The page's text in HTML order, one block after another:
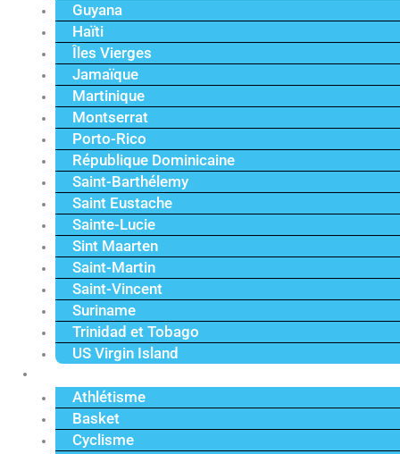
Guyana
Haïti
Îles Vierges
Jamaïque
Martinique
Montserrat
Porto-Rico
République Dominicaine
Saint-Barthélemy
Saint Eustache
Sainte-Lucie
Sint Maarten
Saint-Martin
Saint-Vincent
Suriname
Trinidad et Tobago
US Virgin Island
Athlétisme
Basket
Cyclisme